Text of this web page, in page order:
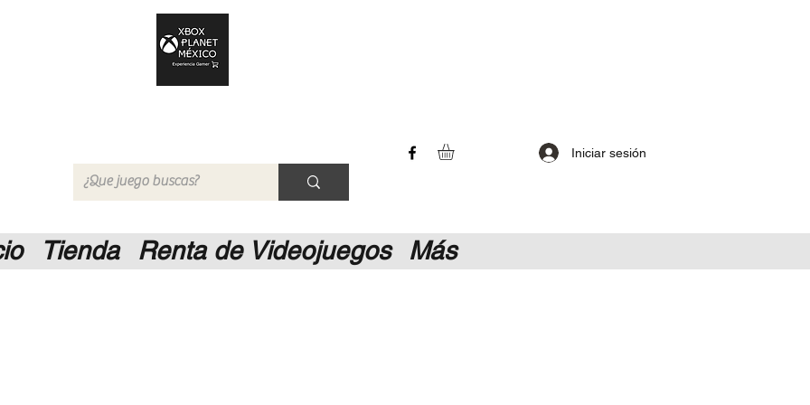
Iniciar sesión
Tienda Renta de Videojuegos Más